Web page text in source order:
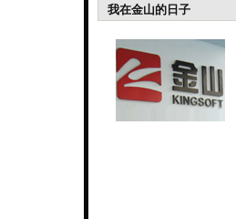
我在金山的日子